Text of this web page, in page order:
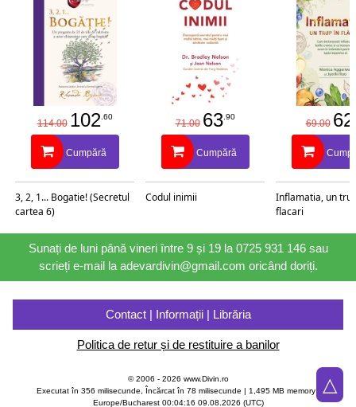
114.00 102 .60
Cumpără
3, 2, 1... Bogatie! (Secretul
cartea 6)
71.00 63 .90
Cumpără
Codul inimii
69.00 62
Inflamatia, un
flacari
Sunați de luni până vineri între 9 și 19 la 0725 931 146 sau
scrieți e-mail la adevardivin@gmail.com oricând doriți.
Contact | Informații | Librăria
Politica de retur și de restituire a banilor
© 2006 - 2026 www.Divin.ro
Executat în 356 milisecunde, Încărcat în 78 milisecunde | 1,495 MB memory |
Europe/Bucharest 00:04:16 09.08.2026 (UTC)
△